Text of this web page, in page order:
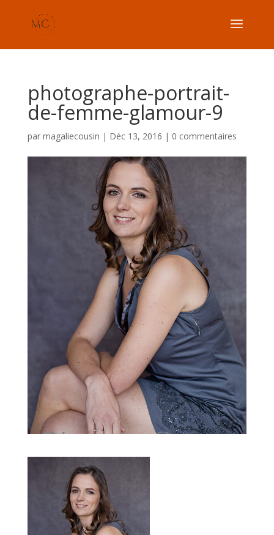
photographe-portrait-
de-femme-glamour-9
par magaliecousin | Déc 13, 2016 | 0 commentaires